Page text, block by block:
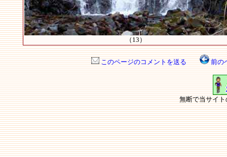
（13）
このページのコメントを送る 前の
無断で当サイ